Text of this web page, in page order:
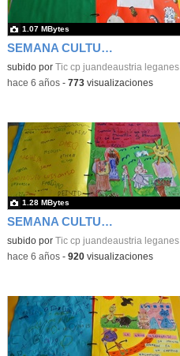
SEMANA CULTURAL DE LOS CUENTOS 42
subido por Tic cp juandeaustria leganes
1.07 MBytes
-hace 6 años- 773visualizaciones
SEMANA CULTURAL DE LOS CUENTOS 43
subido por Tic cp juandeaustria leganes
1.28 MBytes
-hace 6 años- 920visualizaciones